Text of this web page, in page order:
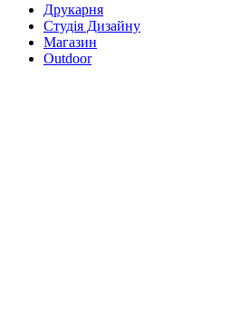
Друкарня
Студія Дизайну
Магазин
Outdoor